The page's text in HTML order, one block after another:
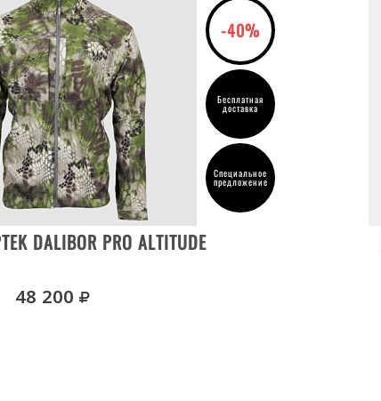
РАЗМЕР
-40%
Бесплатная
доставка
Специальное
предложение
DALIBOR PRO ALTITUDE
48 200